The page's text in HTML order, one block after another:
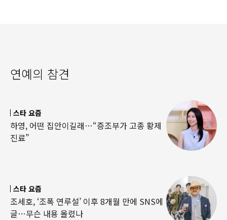
연예의 참견
스타 요즘
하영, 어떤 집안이길래…“증조부가 고종 황제
진료”
스타 요즘
조세호, ‘조폭 연루설’ 이후 8개월 만에 SNS에
글…무슨 내용 올렸나